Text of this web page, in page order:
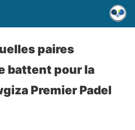
paires
battent pour la
Premier Padel